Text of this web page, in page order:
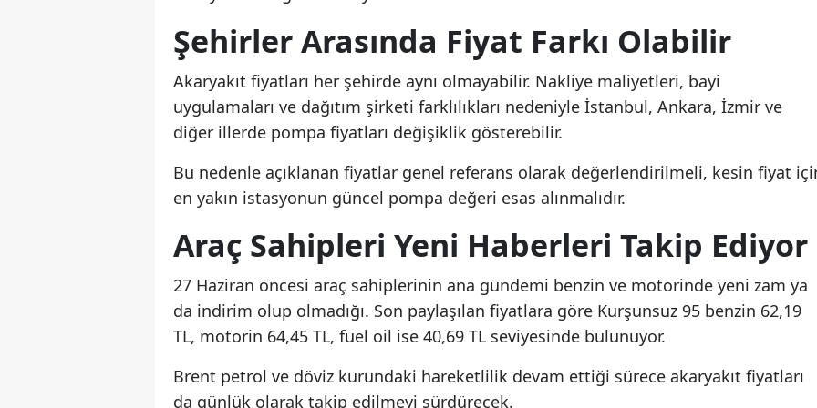
Şehirler Arasında Fiyat Farkı Olabilir
Akaryakıt fiyatları her şehirde aynı olmayabilir. Nakliye maliyetleri, bayi
uygulamaları ve dağıtım şirketi farklılıkları nedeniyle İstanbul, Ankara, İzmir ve
diğer illerde pompa fiyatları değişiklik gösterebilir.
Bu nedenle açıklanan fiyatlar genel referans olarak değerlendirilmeli, kesin fiyat
en yakın istasyonun güncel pompa değeri esas alınmalıdır.
Araç Sahipleri Yeni Haberleri Takip Ediyor
27 Haziran öncesi araç sahiplerinin ana gündemi benzin ve motorinde yeni zam ya
da indirim olup olmadığı. Son paylaşılan fiyatlara göre Kurşunsuz 95 benzin 62,19
TL, motorin 64,45 TL, fuel oil ise 40,69 TL seviyesinde bulunuyor.
Brent petrol ve döviz kurundaki hareketlilik devam ettiği sürece akaryakıt fiyatları
da günlük olarak takip edilmeyi sürdürecek.